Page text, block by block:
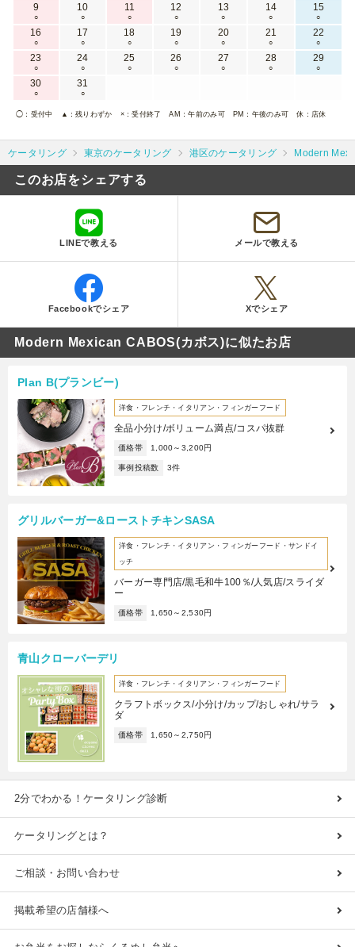
9
○
10
○
11
○
12
○
13
○
14
○
15
○
16
○
17
○
18
○
19
○
20
○
21
○
22
○
23
○
24
○
25
○
26
○
27
○
28
○
29
○
30
○
31
○
◯ ：受付中 ▲ ：残りわずか ×：受付終了 AM ：午前のみ可 PM ：午後のみ可 休 ：店休
ケータリング 東京のケータリング 港区のケータリング Modern
このお店をシェアする
LINEで教える メールで教える
Facebookでシェア Xでシェア
Modern Mexican CABOS(カボス)に似たお店
Plan B(プランビー)
洋食・フレンチ・イタリアン・フィンガーフード
全品小分け/ボリューム満点/コスパ抜群
価格帯 1,000～3,200円
事例投稿数 3件
グリルバーガー&ローストチキンSASA
洋食・フレンチ・イタリアン・フィンガーフード・サンドイ
ッチ
バーガー専門店/黒毛和牛100％/人気店/スライダ
ー
価格帯 1,650～2,530円
青山クローバーデリ
洋食・フレンチ・イタリアン・フィンガーフード
クラフトボックス/小分け/カップ/おしゃれ/サラ
ダ
価格帯 1,650～2,750円
2分でわかる！ケータリング診断
ケータリングとは？
ご相談・お問い合わせ
掲載希望の店舗様へ